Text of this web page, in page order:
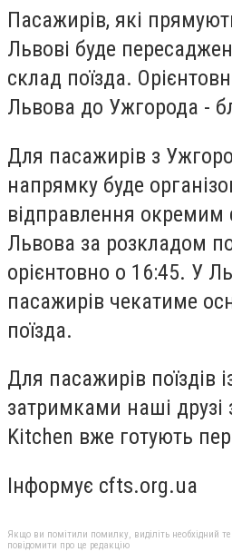
Пасажирів, які
Львові буде
склад поїзда.
Львова до Ужгорода -
Для пасажирів з
напрямку буде
відправлення
Львова за розкладом
орієнтовно о 16:45. У
пасажирів чекатиме
поїзда.
Для пасажирів поїздів
затримками наші друзі
Kitchen вже готують
Інформує cfts.org.ua
Якщо ви помітили помилку, виділіть необхідний
повідомити про це редакцію